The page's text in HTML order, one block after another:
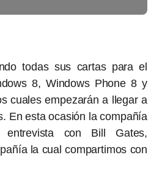
todas sus cartas para el
8, Windows Phone 8 y
cuales empezarán a llegar a
En esta ocasión la compañía
con Bill Gates,
la cual compartimos con